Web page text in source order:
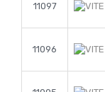
11097
11096